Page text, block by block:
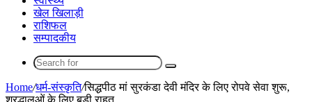
खेल खिलाड़ी
राशिफल
सम्पादकीय
Search
for
Home/धर्म-संस्कृति/सिद्धपीठ मां सुरकंडा देवी मंदिर के लिए रोपवे सेवा शुरू,
श्रद्धालुओं के लिए बड़ी राहत